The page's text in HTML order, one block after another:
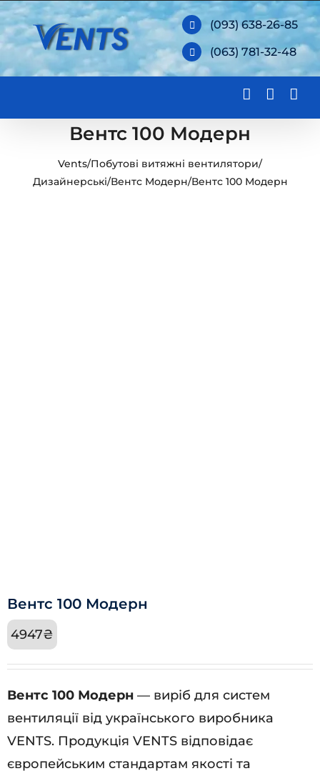
Skip
to
content
(093) 638-26-85
(063) 781-32-48
Вентс 100 Модерн
Vents/Побутові витяжні вентилятори/
Дизайнерські/Вентс Модерн/Вентс 100 Модерн
Вентс 100 Модерн
4947₴
Вентс 100 Модерн — виріб для систем
вентиляції від українського виробника
VENTS. Продукція VENTS відповідає
європейським стандартам якості та